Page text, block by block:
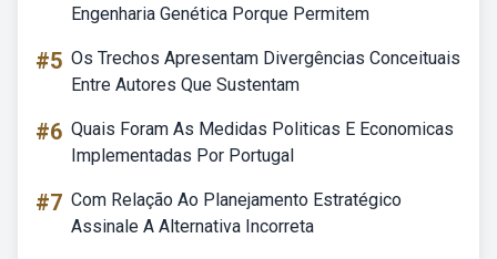
Engenharia Genética Porque Permitem
#5 Os Trechos Apresentam Divergências Conceituais
Entre Autores Que Sustentam
#6 Quais Foram As Medidas Politicas E Economicas
Implementadas Por Portugal
#7 Com Relação Ao Planejamento Estratégico
Assinale A Alternativa Incorreta